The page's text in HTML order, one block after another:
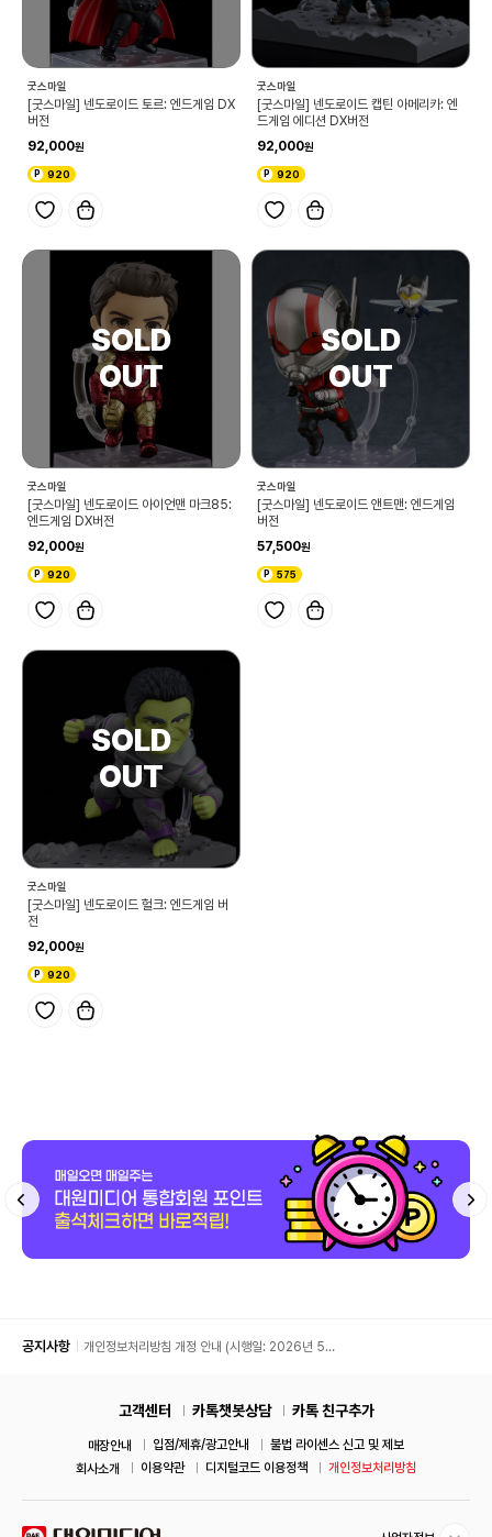
굿스마일
[굿스마일] 넨도로이드 토르: 엔드게임 DX
버전
92,000
920
굿스마일
[굿스마일] 넨도로이드 캡틴 아메리카: 엔
드게임 에디션 DX버전
92,000
920
굿스마일
[굿스마일] 넨도로이드 아이언맨 마크85:
엔드게임 DX버전
92,000
920
굿스마일
[굿스마일] 넨도로이드 앤트맨: 엔드게임
버전
57,500
575
굿스마일
[굿스마일] 넨도로이드 헐크: 엔드게임 버
전
92,000
920
공지사항
개인정보처리방침 개정 안내 (시행일: 2026년 5월
고객센터 카톡챗봇상담 카톡 친구추가
매장안내 입점/제휴/광고안내
불법 라이센스 신고 및 제보
회사소개
이용약관 디지털코드 이용정책 개인정보처리방침